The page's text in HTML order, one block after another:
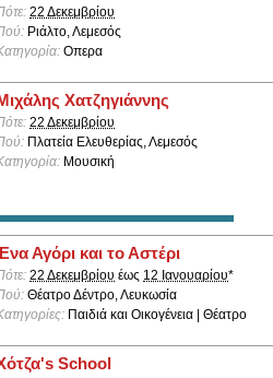
22 Δεκεμβρίου
Ριάλτο, Λεμεσός
Οπερα
Μιχάλης Χατζηγιάννης
22 Δεκεμβρίου
Πλατεία Ελευθερίας, Λεμεσός
Μουσική
Αγόρι και το Αστέρι
22 Δεκεμβρίου έως 12 Ιανουαρίου*
Θέατρο Δέντρο, Λευκωσία
Παιδιά και Οικογένεια | Θέατρο
School